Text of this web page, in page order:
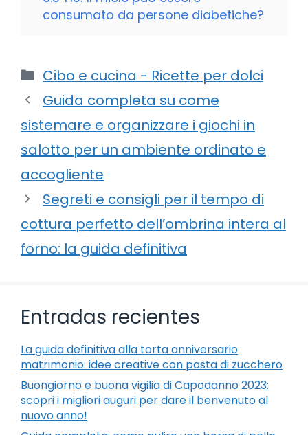
consumato da persone diabetiche?
Categorie
Cibo e cucina - Ricette per dolci
Guida completa su come
sistemare e organizzare i giochi in
salotto per un ambiente ordinato e
accogliente
Segreti e consigli per il tempo di
cottura perfetto dell’ombrina intera al
forno: la guida definitiva
Entradas recientes
La guida definitiva alla torta anniversario
matrimonio: idee creative con pasta di zucchero
Buongiorno e buona vigilia di Capodanno 2023:
scopri i migliori auguri per dare il benvenuto al
nuovo anno!